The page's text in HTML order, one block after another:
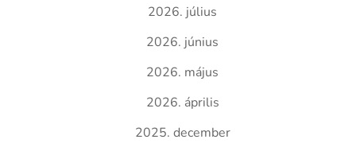
2026. július
2026. június
2026. május
2026. április
2025. december